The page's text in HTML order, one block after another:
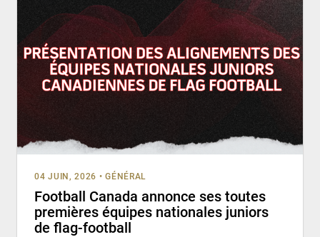
04 JUIN, 2026 • GÉNÉRAL
Football Canada annonce ses toutes
premières équipes nationales juniors
de flag-football